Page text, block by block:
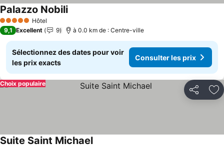
5 Étoiles Hôtel
Palazzo Nobili
9,1 Excellent 9 à 0.0 km de : Centre-ville
Sélectionnez des dates pour voir
les prix exacts
Consulter les prix
Partager
Choix populaire
Suite Saint Michael